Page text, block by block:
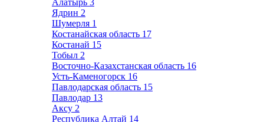
Алатырь 3
Ядрин 2
Шумерля 1
Костанайская область 17
Костанай 15
Тобыл 2
Восточно-Казахстанская область 16
Усть-Каменогорск 16
Павлодарская область 15
Павлодар 13
Аксу 2
Республика Алтай 14